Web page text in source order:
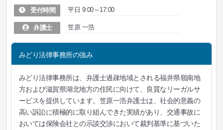
受付時間 平日 9:00～17:00
弁護士 笠原 一浩
みどり法律事務所の強み
みどり法律事務所は、弁護士過疎地域とされる福井県嶺南地
方および滋賀県湖北地方の住民に向けて、良質なリーガルサ
ービスを提供しています。笠原一浩弁護士は、社会的意義の
高い訴訟に積極的に取り組んできた実績があり、交通事故に
おいては保険会社との示談交渉において裁判基準に基づいた